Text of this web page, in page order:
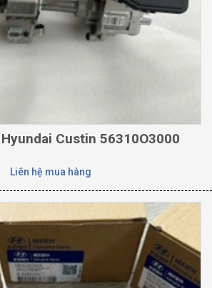
Custin 56310O3000
Liên hệ mua hàng